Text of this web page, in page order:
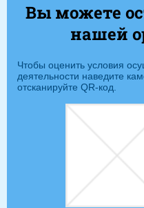
Вы можете
нашей
Чтобы оценить условия
деятельности наведите
отсканируйте QR-код.